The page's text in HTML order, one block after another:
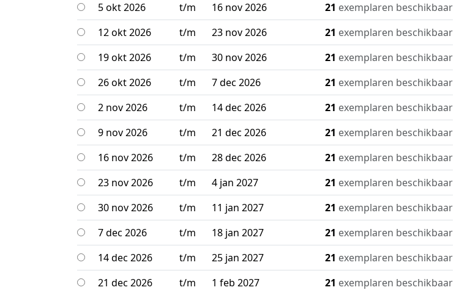
5 okt 2026
t/m 16 nov 2026 21 exemplaren beschikbaar
12 okt 2026
t/m 23 nov 2026 21 exemplaren beschikbaar
19 okt 2026
t/m 30 nov 2026 21 exemplaren beschikbaar
26 okt 2026
t/m 7 dec 2026 21 exemplaren beschikbaar
2 nov 2026
t/m 14 dec 2026 21 exemplaren beschikbaar
9 nov 2026
t/m 21 dec 2026 21 exemplaren beschikbaar
16 nov 2026
t/m 28 dec 2026 21 exemplaren beschikbaar
23 nov 2026
t/m 4 jan 2027 21 exemplaren beschikbaar
30 nov 2026
t/m 11 jan 2027 21 exemplaren beschikbaar
7 dec 2026
t/m 18 jan 2027 21 exemplaren beschikbaar
14 dec 2026
t/m 25 jan 2027 21 exemplaren beschikbaar
21 dec 2026
t/m 1 feb 2027 21 exemplaren beschikbaar